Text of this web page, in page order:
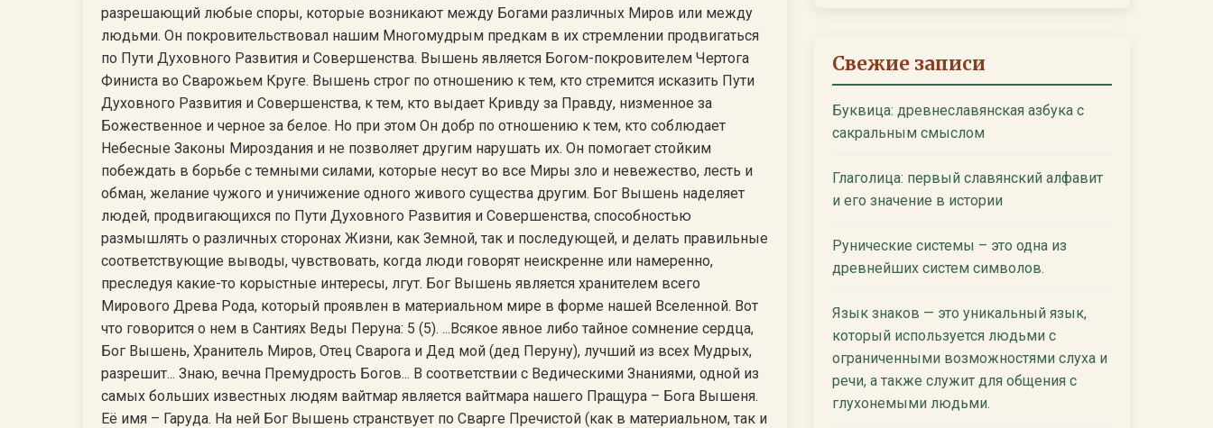
разрешающий любые споры, которые возникают между Богами различных Миров или между
людьми. Он покровительствовал нашим Многомудрым предкам в их стремлении продвигаться
по Пути Духовного Развития и Совершенства. Вышень является Богом-покровителем Чертога
Финиста во Сварожьем Круге. Вышень строг по отношению к тем, кто стремится исказить Пути
Духовного Развития и Совершенства, к тем, кто выдает Кривду за Правду, низменное за
Божественное и черное за белое. Но при этом Он добр по отношению к тем, кто соблюдает
Небесные Законы Мироздания и не позволяет другим нарушать их. Он помогает стойким
побеждать в борьбе с темными силами, которые несут во все Миры зло и невежество, лесть и
обман, желание чужого и уничижение одного живого существа другим. Бог Вышень наделяет
людей, продвигающихся по Пути Духовного Развития и Совершенства, способностью
размышлять о различных сторонах Жизни, как Земной, так и последующей, и делать правильные
соответствующие выводы, чувствовать, когда люди говорят неискренне или намеренно,
преследуя какие-то корыстные интересы, лгут. Бог Вышень является хранителем всего
Мирового Древа Рода, который проявлен в материальном мире в форме нашей Вселенной. Вот
что говорится о нем в Сантиях Веды Перуна: 5 (5). ...Всякое явное либо тайное сомнение сердца,
Бог Вышень, Хранитель Миров, Отец Сварога и Дед мой (дед Перуну), лучший из всех Мудрых,
разрешит... Знаю, вечна Премудрость Богов... В соответствии с Ведическими Знаниями, одной из
самых больших известных людям вайтмар является вайтмара нашего Пращура – Бога Вышеня.
Её имя – Гаруда. На ней Бог Вышень странствует по Сварге Пречистой (как в материальном, так и
Свежие записи
Буквица: древнеславянская азбука с
сакральным смыслом
Глаголица: первый славянский алфавит
и его значение в истории
Рунические системы – это одна из
древнейших систем символов.
Язык знаков — это уникальный язык,
который используется людьми с
ограниченными возможностями слуха и
речи, а также служит для общения с
глухонемыми людьми.